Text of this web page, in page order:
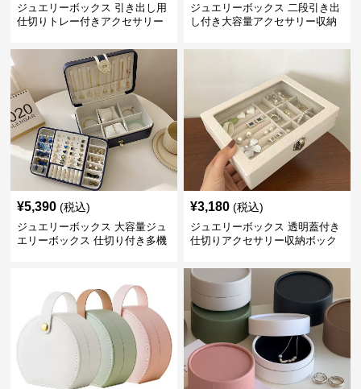
ジュエリーボックス 引き出し用
仕切りトレー付きアクセサリー
ジュエリーボックス 二段引き出
し付き大容量アクセサリー収納
¥5,390 (税込)
ジュエリーボックス 大容量ジュ
エリーボックス 仕切り付き多機
¥3,180 (税込)
ジュエリーボックス 透明蓋付き
仕切りアクセサリー収納ボック